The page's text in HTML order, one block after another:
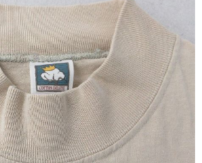
万件突破